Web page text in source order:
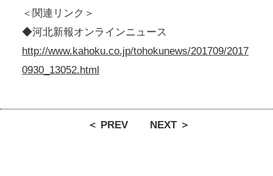
＜関連リンク＞
◆河北新報オンラインニュース
http://www.kahoku.co.jp/tohokunews/201709/2017
0930_13052.html
＜ PREV NEXT ＞